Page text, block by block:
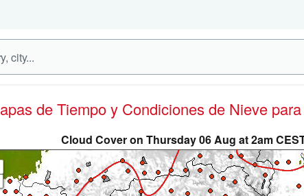
Mapas de Tiempo y Condiciones de Nieve
Cloud Cover on Thursday 06 Aug at 2am